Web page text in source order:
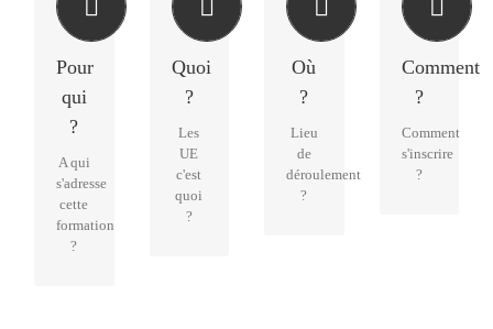
Pour
qui
?
A qui
s'adresse
cette
formation
?
danseurs
responsables
associatifs
danseur,
président
responsable
évènementiel.
Quoi
?
Les
UE
c'est
quoi
?
toutes
matieres
Un
ensemble
stages
couvrant
tous
les
besoins
Où
?
Lieu
de
déroulement
?
(36)
à
Issoudun
au
centre
des
congrès
disposant
de
Comment
?
Comment
s'inscrire
?
Vous
voulez
vous
? rendez-